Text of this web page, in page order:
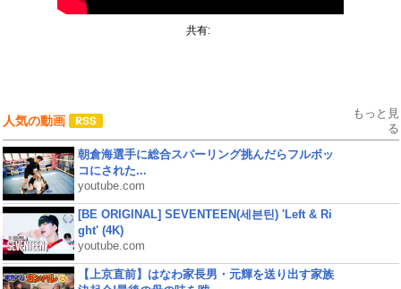
共有:
人気の動画
もっと見
る
朝倉海選手に総合スパーリング挑んだらフルボッ
コにされた...
youtube.com
[BE ORIGINAL] SEVENTEEN(세븐틴) 'Left & Ri
ght' (4K)
youtube.com
【上京直前】はなわ家長男・元輝を送り出す家族